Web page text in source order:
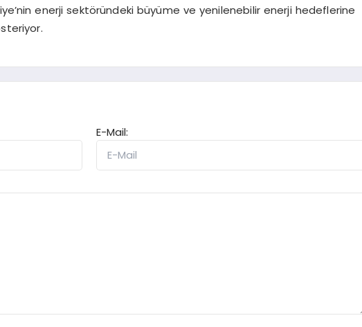
enerji sektöründeki büyüme ve yenilenebilir enerji hedeflerine
E-Mail: